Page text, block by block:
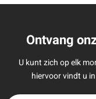
Ontvang
U kunt zich op elk
hiervoor vindt u